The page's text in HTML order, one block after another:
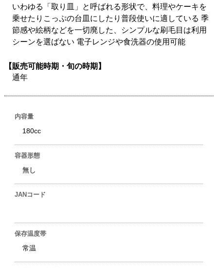
いわゆる「取り皿」と呼ばれる形状で、料理やケーキを
乗せたりこっぷの台皿にしたり普段使いに適している 季
節感や絵柄などを一切廃した、シンプルな刷毛目は利用
シーンを選ばない 電子レンジや食洗器の使用可能
【販売可能時期・旬の時期】
通年
内容量
180cc
容器形態
無し
JANコード
保存温度帯
常温